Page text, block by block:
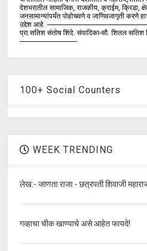
देशभरातील सामाजिक, राजकीय, क्राईम, क्रिडा,
जनसामान्यांपर्यंत पोहोचवणे व जाणिवजागृती करणे
उद्देश आहे.
प्रा.सतिश संतोष शिंदे. संपादिका-सौ. शितल सतिश
--------------------------------
100+ Social Counters
WEEK TRENDING
लेख:- जाणता राजा - छत्रपती शिवाजी
गव्हाचा चीक खाण्याचे असे आहेत फायदे!